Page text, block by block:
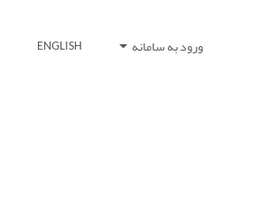
ورود به سامانه ENGLISH